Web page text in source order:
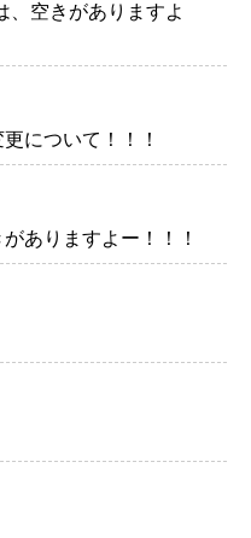
、空きがありますよ
について！！！
ありますよー！！！